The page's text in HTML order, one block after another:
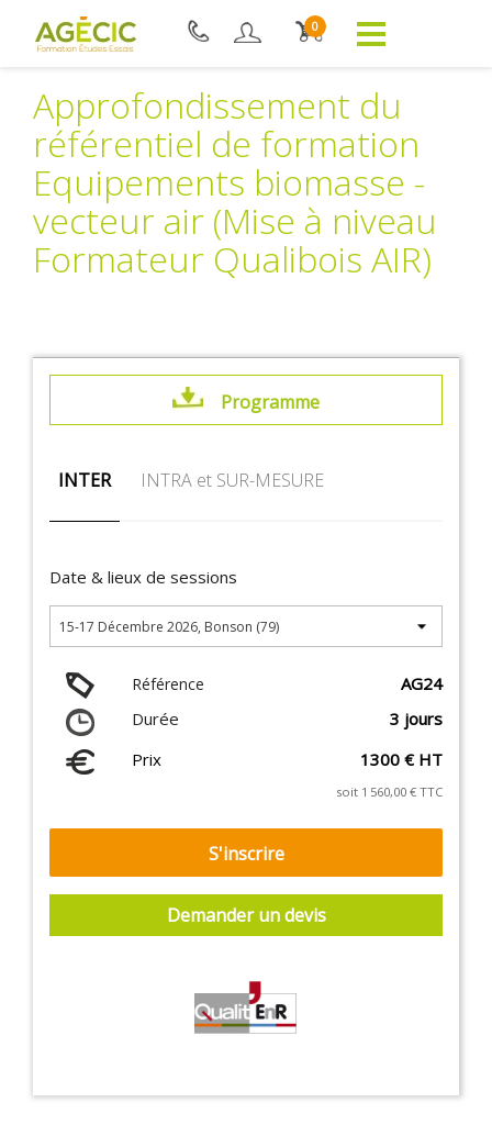
0
Approfondissement du
référentiel de formation
Equipements biomasse -
vecteur air (Mise à niveau
Formateur Qualibois AIR)
Programme
INTER INTRA et SUR-MESURE
Date & lieux de sessions
Référence
AG24
Durée
3 jours
Prix
1300 € HT
soit 1 560,00 € TTC
S'inscrire
Demander un devis